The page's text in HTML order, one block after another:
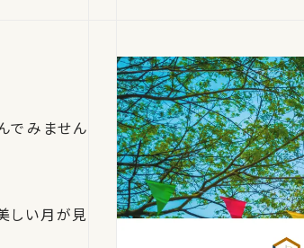
でみません
しい月が見